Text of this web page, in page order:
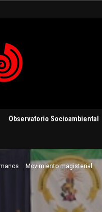
de resistencia
Observatorio Socioambiental
Movimiento magisterial